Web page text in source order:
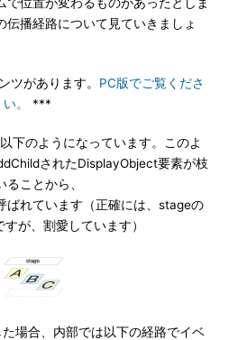
播経路について見ていきましょ
ツがあります。 PC版でご覧くださ
い。
***
下のようになっています。このよ
されたDisplayObject要素が枝
ことから、
ばれています（正確には、stageの
が、割愛しています）
場合、内部では以下の経路でイベ